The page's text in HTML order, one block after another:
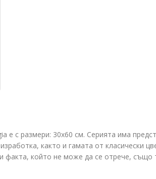
е с размери: 30x60 см. Серията има
както и гамата от класически
факта, който не може да се отрече, също